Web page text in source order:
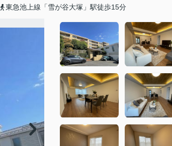
東急池上線「雪が谷大塚」駅徒歩15分